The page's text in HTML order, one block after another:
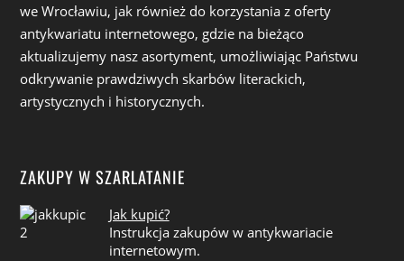
we Wrocławiu, jak również do korzystania z oferty
antykwariatu internetowego, gdzie na bieżąco
aktualizujemy nasz asortyment, umożliwiając Państwu
odkrywanie prawdziwych skarbów literackich,
artystycznych i historycznych.
ZAKUPY W SZARLATANIE
Jak kupić?
Instrukcja zakupów w antykwariacie
internetowym.